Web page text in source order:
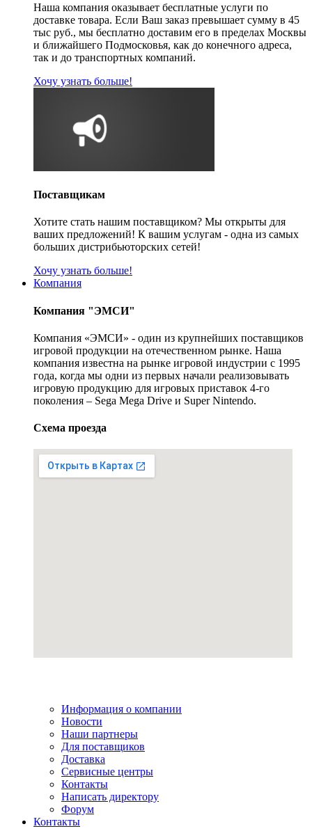
Наша компания оказывает бесплатные услуги по
доставке товара. Если Ваш заказ превышает сумму в 45
тыс руб., мы бесплатно доставим его в пределах Москвы
и ближайшего Подмосковья, как до конечного адреса,
так и до транспортных компаний.
Хочу узнать больше!
Поставщикам
Хотите стать нашим поставщиком? Мы открыты для
ваших предложений! К вашим услугам - одна из самых
больших дистрибьюторских сетей!
Хочу узнать больше!
Компания
Компания "ЭМСИ"
Компания «ЭМСИ» - один из крупнейших поставщиков
игровой продукции на отечественном рынке. Наша
компания известна на рынке игровой индустрии с 1995
года, когда мы одни из первых начали реализовывать
игровую продукцию для игровых приставок 4-го
поколения – Sega Mega Drive и Super Nintendo.
Схема проезда
Информация о компании
Новости
Наши партнеры
Для поставщиков
Доставка
Сервисные центры
Контакты
Написать директору
Форум
Контакты